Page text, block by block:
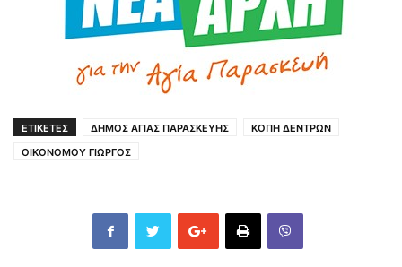
ΕΤΙΚΕΤΕΣ ΔΗΜΟΣ ΑΓΙΑΣ ΠΑΡΑΣΚΕΥΗΣ
ΚΟΠΗ ΔΕΝΤΡΩΝ
ΟΙΚΟΝΟΜΟΥ ΓΙΩΡΓΟΣ